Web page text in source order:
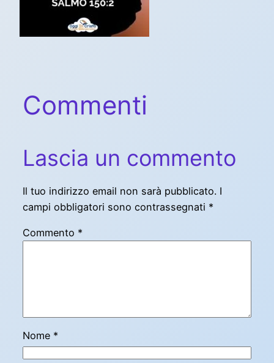
Commenti
Lascia un commento
Il tuo indirizzo email non sarà pubblicato. I
campi obbligatori sono contrassegnati *
Commento *
Nome *